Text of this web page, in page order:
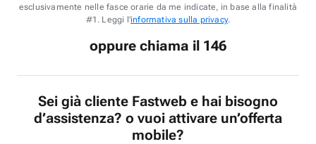
esclusivamente nelle fasce orarie da me indicate, in base alla finalità
#1. Leggi l'informativa sulla privacy.
oppure chiama il 146
Sei già cliente Fastweb e hai bisogno
d’assistenza? o vuoi attivare un’offerta
mobile?